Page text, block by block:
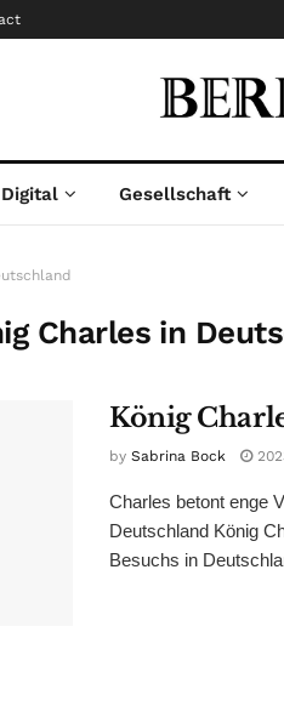
Digital Gesellschaft
Charles in
König
by Sabrina Bock
Charles betont enge
Deutschland König
Besuchs in